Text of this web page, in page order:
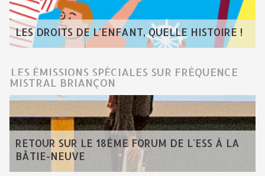
LES DROITS DE L'ENFANT, QUELLE HISTOIRE !
LES ÉMISSIONS SPÉCIALES SUR FRÉQUENCE
MISTRAL BRIANÇON
RETOUR SUR LE 18ÈME FORUM DE L'ESS À LA
BÂTIE-NEUVE